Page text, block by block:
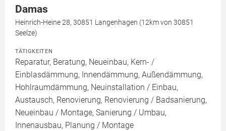
Damas
Heinrich-Heine 28, 30851 Langenhagen (12km von 30851
Seelze)
TÄTIGKEITEN
Reparatur, Beratung, Neueinbau, Kern- /
Einblasdämmung, Innendämmung, Außendämmung,
Hohlraumdämmung, Neuinstallation / Einbau,
Austausch, Renovierung, Renovierung / Badsanierung,
Neueinbau / Montage, Sanierung / Umbau,
Innenausbau, Planung / Montage